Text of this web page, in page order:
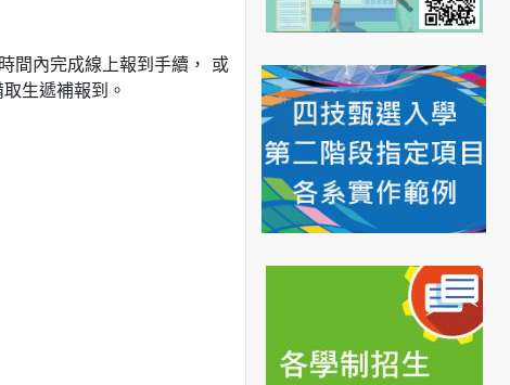
間內完成線上報到手續， 或
生遞補報到。